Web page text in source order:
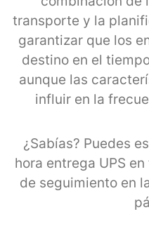
transporte y la
garantizar que los
destino en el
aunque las
influir en la
¿Sabías? Puedes
hora entrega UPS
de seguimiento en